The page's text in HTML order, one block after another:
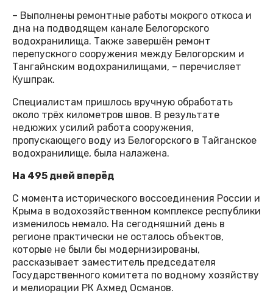
– Выполнены ремонтные работы мокрого откоса и
дна на подводящем канале Белогорского
водохранилища. Также завершён ремонт
перепускного сооружения между Белогорским и
Тангайнским водохранилищами, – перечисляет
Кушпрак.
Специалистам пришлось вручную обработать
около трёх километров швов. В результате
недюжих усилий работа сооружения,
пропускающего воду из Белогорского в Тайганское
водохранилище, была налажена.
На 495 дней вперёд
С момента исторического воссоединения России и
Крыма в водохозяйственном комплексе республики
изменилось немало. На сегодняшний день в
регионе практически не осталось объектов,
которые не были бы модернизированы,
рассказывает заместитель председателя
Государственного комитета по водному хозяйству
и мелиорации РК Ахмед Османов.